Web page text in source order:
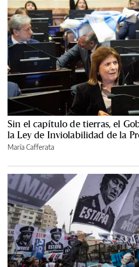
Sin el capítulo de tierras, el
la Ley de Inviolabilidad de la
María Cafferata